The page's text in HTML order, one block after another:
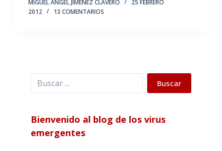
MIGUEL ÁNGEL JIMÉNEZ CLAVERO
25 FEBRERO
2012
13 COMENTARIOS
Buscar Buscar
Bienvenido al blog de los virus
emergentes